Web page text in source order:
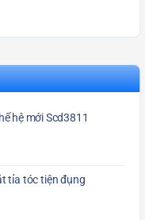
hệ mới Scd3811
tỉa tóc tiện đụng